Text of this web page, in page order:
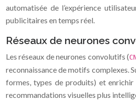
automatisée de l’expérience
publicitaires en temps réel.
Réseaux de neurones
Les réseaux de neurones convolutifs (
reconnaissance de motifs complexes.
formes, types de produits) et enrichir
recommandations visuelles plus